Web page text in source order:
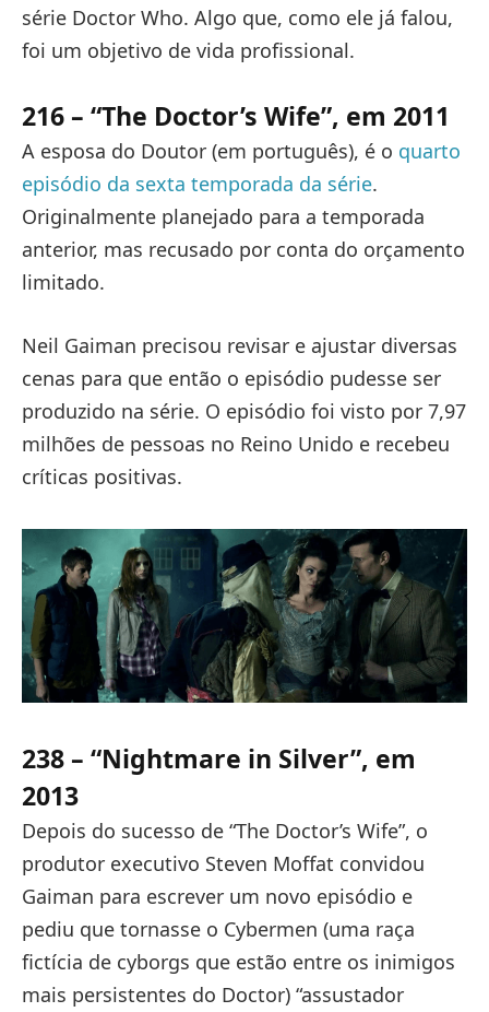
série Doctor Who. Algo que, como ele já falou,
foi um objetivo de vida profissional.
216 – “The Doctor’s Wife”, em 2011
A esposa do Doutor (em português), é o quarto
episódio da sexta temporada da série.
Originalmente planejado para a temporada
anterior, mas recusado por conta do orçamento
limitado.
Neil Gaiman precisou revisar e ajustar diversas
cenas para que então o episódio pudesse ser
produzido na série. O episódio foi visto por 7,97
milhões de pessoas no Reino Unido e recebeu
críticas positivas.
238 – “Nightmare in Silver”, em
2013
Depois do sucesso de “The Doctor’s Wife”, o
produtor executivo Steven Moffat convidou
Gaiman para escrever um novo episódio e
pediu que tornasse o Cybermen (uma raça
fictícia de cyborgs que estão entre os inimigos
mais persistentes do Doctor) “assustador